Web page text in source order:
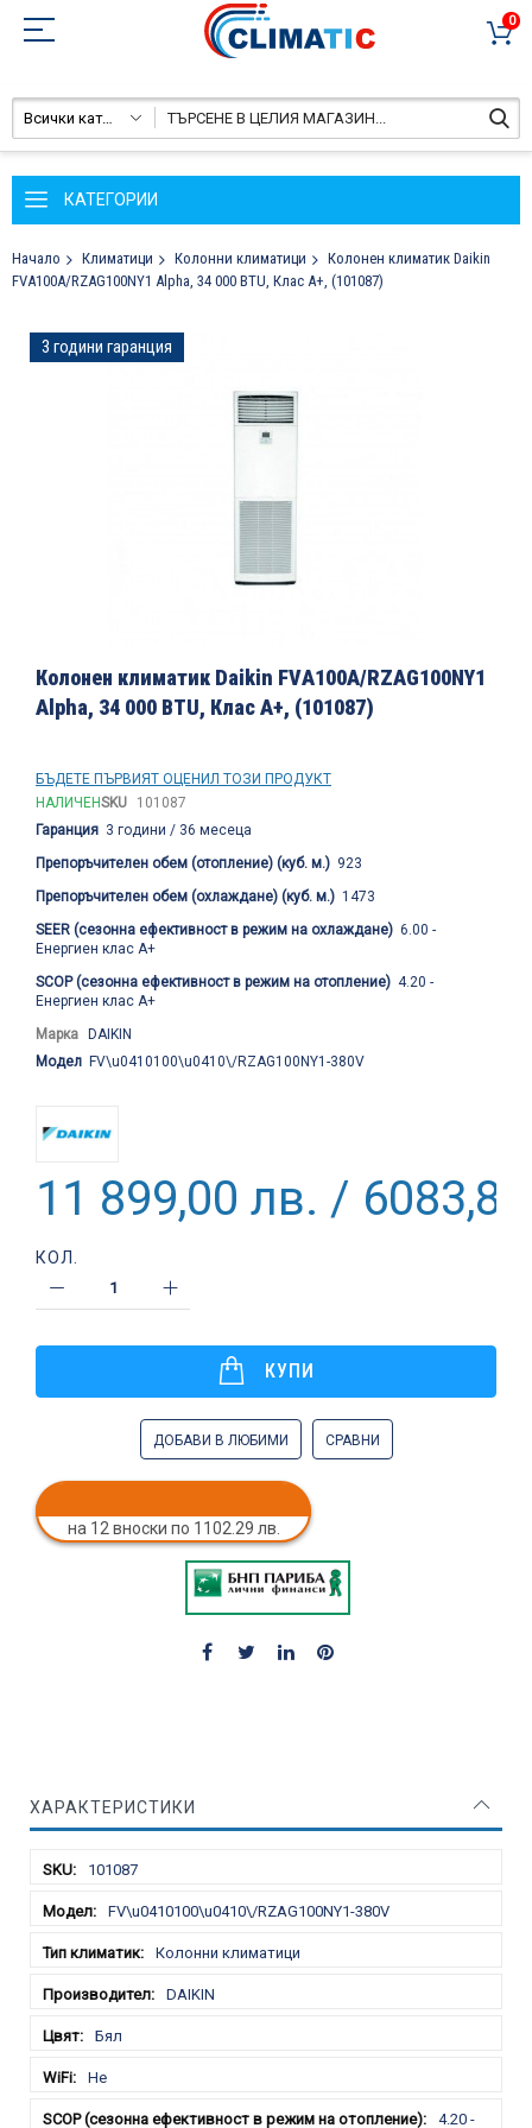
0
Всички категории
КАТЕГОРИИ
Начало Климатици Колонни климатици
Колонен климатик Daikin
FVА100А/RZAG100NY1 Alpha, 34 000 BTU, Клас А+, (101087)
Преминете
към
3 години гаранция
към
на
снимки
Колонен климатик Daikin FVА100А/RZAG100NY1
Alpha, 34 000 BTU, Клас А+, (101087)
БЪДЕТЕ ПЪРВИЯТ ОЦЕНИЛ ТОЗИ ПРОДУКТ
НАЛИЧЕНSKU
101087
Гаранция 3 години / 36 месеца
Препоръчителен обем (отопление) (куб. м.) 923
Препоръчителен обем (охлаждане) (куб. м.) 1473
SEER (сезонна ефективност в режим на охлаждане) 6.00 -
Енергиен клас А+
SCOP (сезонна ефективност в режим на отопление) 4.20 -
Енергиен клас А+
Марка DAIKIN
Модел FV\u0410100\u0410\/RZAG100NY1-380V
11 899,00 лв. /
КОЛ.
КУПИ
ДОБАВИ В ЛЮБИМИ СРАВНИ
на 12 вноски по 1102.29 лв.
ХАРАКТЕРИСТИКИ
101087
FV\u0410100\u0410\/RZAG100NY1-380V
Колонни климатици
DAIKIN
Бял
Не
4.20 -